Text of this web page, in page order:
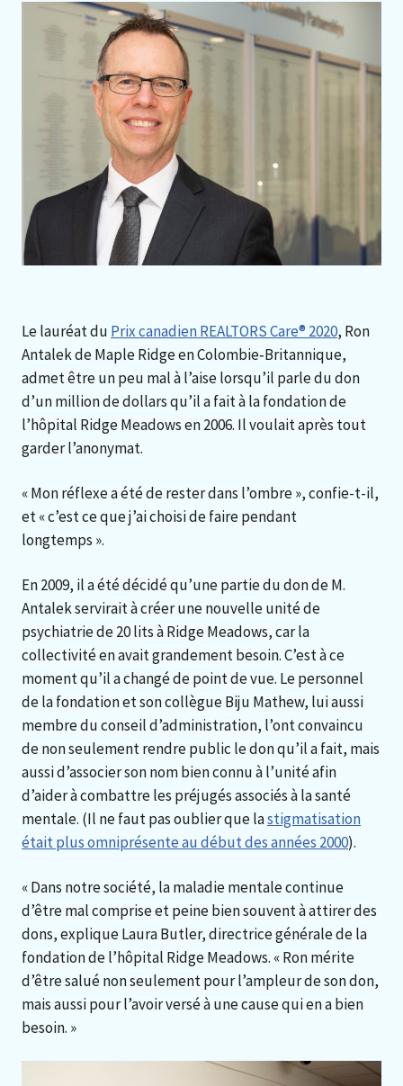
Le lauréat du Prix canadien REALTORS Care® 2020, Ron
Antalek de Maple Ridge en Colombie‑Britannique,
admet être un peu mal à l’aise lorsqu’il parle du don
d’un million de dollars qu’il a fait à la fondation de
l’hôpital Ridge Meadows en 2006. Il voulait après tout
garder l’anonymat.
« Mon réflexe a été de rester dans l’ombre », confie-t-il,
et « c’est ce que j’ai choisi de faire pendant
longtemps ».
En 2009, il a été décidé qu’une partie du don de M.
Antalek servirait à créer une nouvelle unité de
psychiatrie de 20 lits à Ridge Meadows, car la
collectivité en avait grandement besoin. C’est à ce
moment qu’il a changé de point de vue. Le personnel
de la fondation et son collègue Biju Mathew, lui aussi
membre du conseil d’administration, l’ont convaincu
de non seulement rendre public le don qu’il a fait, mais
aussi d’associer son nom bien connu à l’unité afin
d’aider à combattre les préjugés associés à la santé
mentale. (Il ne faut pas oublier que lastigmatisation
était plus omniprésente au début des années 2000).
« Dans notre société, la maladie mentale continue
d’être mal comprise et peine bien souvent à attirer des
dons, explique Laura Butler, directrice générale de la
fondation de l’hôpital Ridge Meadows. « Ron mérite
d’être salué non seulement pour l’ampleur de son don,
mais aussi pour l’avoir versé à une cause qui en a bien
besoin. »